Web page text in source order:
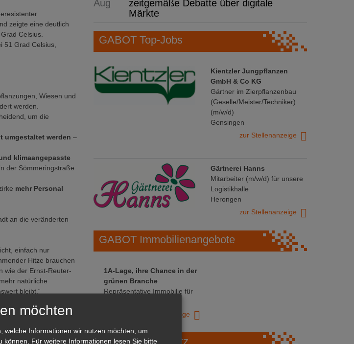
zeigte eine deutlich
Celsius.
51 Grad Celsius,
Wiesen und
werden.
um die
umgestaltet werden –
klimaangepasste
der Sömmeringstraße
mehr Personal
an die veränderten
einfach nur
Hitze brauchen
wie der Ernst-Reuter-
natürliche
bleibt.“
während
Vegetation als
auf diese Flächen,
Aug
zeitgemäße Debatte über digitale
Märkte
GABOT Top-Jobs
Kientzler Jungpflanzen
GmbH & Co KG
Gärtner im Zierpflanzenbau
(Geselle/Meister/Techniker)
(m/w/d)
Gensingen
zur Stellenanzeige
Gärtnerei Hanns
Mitarbeiter (m/w/d) für unsere
Logistikhalle
Herongen
zur Stellenanzeige
GABOT Immobilienangebote
1A-Lage, ihre Chance in der
grünen Branche
Repräsentative Immobilie für
zur Anzeige
GABOT Marktplatz
möchten
welche Informationen wir nutzen möchten, um
können.
Für weitere Informationen lesen Sie bitte